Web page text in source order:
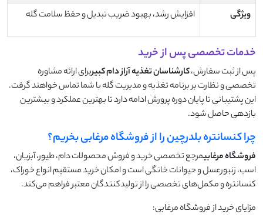
ویژگی افزایش رشد، بهبود ضریب تبدیل و حفظ سلامت گله
خدمات تخصصی پس از خرید
پس از ثبت سفارش،کارشناسان تغذیه آراز دام کبیربرای ارائه مشاوره
تخصصی و نظارت بر برنامه تغذیه و مدیریت گله با شما تماس خواهند گرفت.
این پشتیبانی تا پایان دوره پرورش ادامه دارد تا بهترین عملکرد و بیشترین
بازدهی حاصل شود.
چرا کنسانتره بلدرچین را از فروشگاه مرغابی بخریم؟
فروشگاه مرغابیمرجع تخصصی خرید و فروش محصولات دام، طیور، آبزیان،
اسب، زنبورعسل و حیوانات خانگی است و امکان خرید مستقیم انواع خوراک،
کنسانتره و مکمل‌های تخصصی را از تولیدکنندگان معتبر فراهم می‌کند.
مزایای خرید از فروشگاه مرغابی: